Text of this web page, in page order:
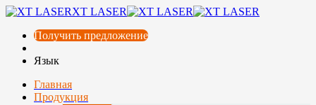
XT LASER
Получить предложение
Язык
Главная
Продукция